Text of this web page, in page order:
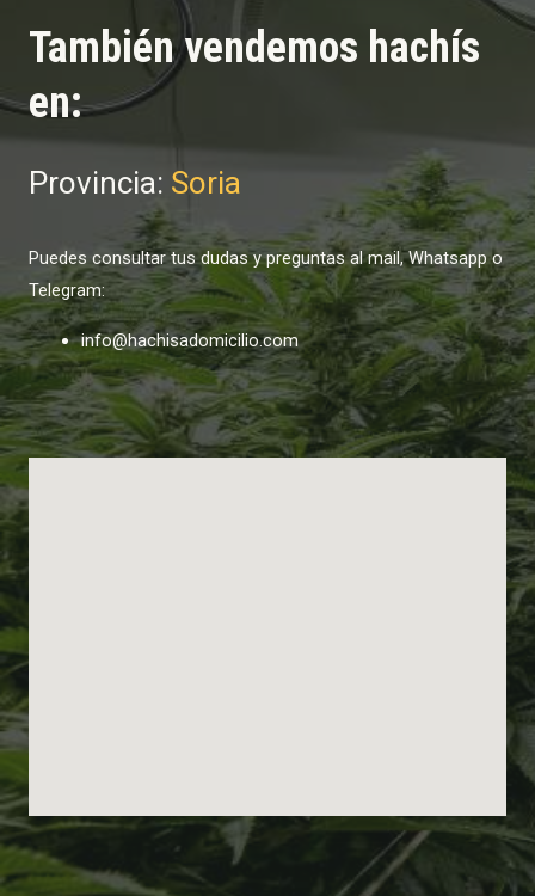
También vendemos hachís
en:
Provincia: Soria
Puedes consultar tus dudas y preguntas al mail, Whatsapp o
Telegram:
info@hachisadomicilio.com